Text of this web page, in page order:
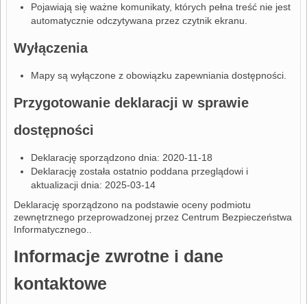
Pojawiają się ważne komunikaty, których pełna treść nie jest
automatycznie odczytywana przez czytnik ekranu.
Wyłączenia
Mapy są wyłączone z obowiązku zapewniania dostępności.
Przygotowanie deklaracji w sprawie
dostępności
Deklarację sporządzono dnia: 2020-11-18
Deklarację została ostatnio poddana przeglądowi i
aktualizacji dnia: 2025-03-14
Deklarację sporządzono na podstawie oceny podmiotu
zewnętrznego przeprowadzonej przez Centrum Bezpieczeństwa
Informatycznego.
Informacje zwrotne i dane
kontaktowe